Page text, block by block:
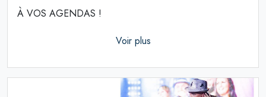
À VOS AGENDAS !
Voir plus